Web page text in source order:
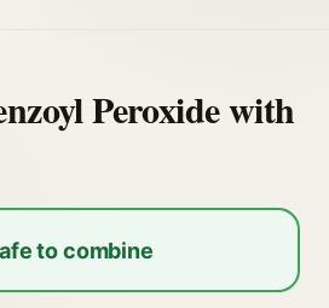
Peroxide with
to combine